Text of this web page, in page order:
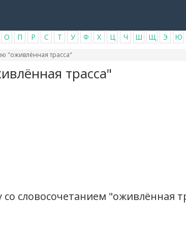
О П Р С Т У Ф Х Ц Ч Ш Щ Э Ю
"оживлённая трасса"
трасса"
словосочетанием "оживлённая